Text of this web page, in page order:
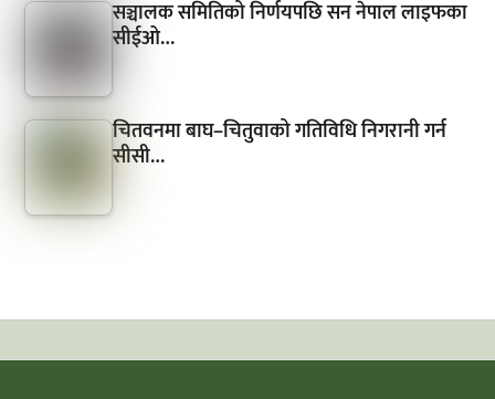
सञ्चालक समितिको निर्णयपछि सन नेपाल लाइफका
सीईओ…
चितवनमा बाघ–चितुवाको गतिविधि निगरानी गर्न
सीसी…